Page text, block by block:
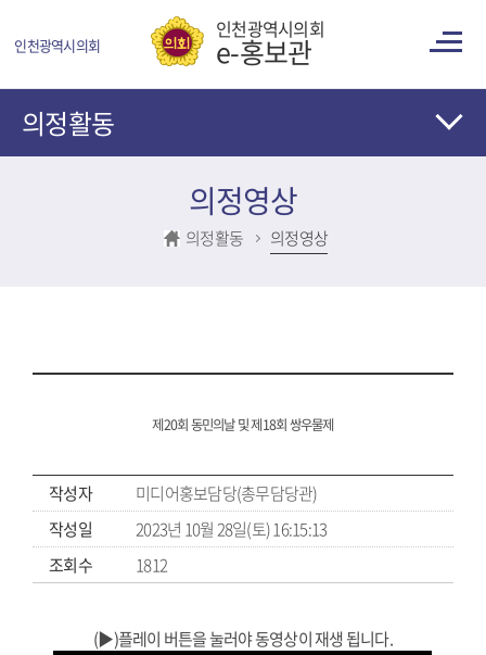
인천광역시의회
인천광역시의회
e-홍보관
의정활동
의정영상
의정활동 의정영상
제20회 동민의날 및 제18회 쌍우물제
작성자
미디어홍보담당(총무담당관)
작성일
2023년 10월 28일(토) 16:15:13
조회수
1812
(▶)플레이 버튼을 눌러야 동영상이 재생 됩니다.